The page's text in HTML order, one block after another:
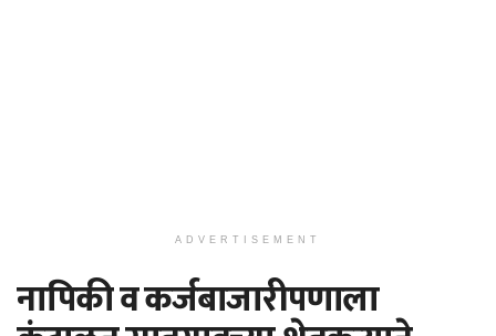
ADVERTISEMENT
नापिकी व कर्जबाजारीपणाला